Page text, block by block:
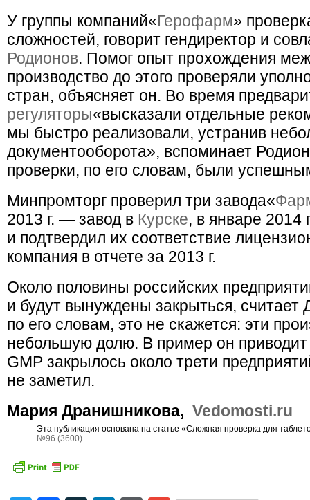
У группы компаний«Герофарм»
сложностей, говорит гендиректор и
Родионов. Помог опыт прохождения
производство до этого проверяли
стран, объясняет он. Во время
регуляторы«высказали отдельные
мы быстро реализовали, устранив
документооборота», вспоминает
проверки, по его словам, были
Минпромторг проверил три завода«
2013 г. — завод в Курске, в январе
и подтвердил их соответствие
компания в отчете за 2013 г.
Около половины российских
и будут вынуждены закрыться,
по его словам, это не скажется: эти
небольшую долю. В пример он
GMP закрылось около трети
не заметил.
Мария Дранишникова, Vedomosti.ru
Эта публикация основана на статье «Сложная проверка для
№96 (3600).